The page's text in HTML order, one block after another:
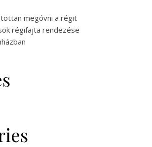
megóvni a régit
régifajta rendezése